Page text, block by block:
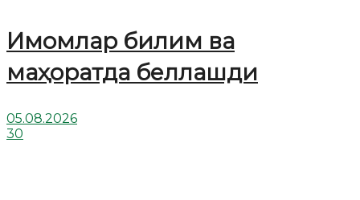
Имомлар билим ва
маҳоратда беллашди
05.08.2026
30